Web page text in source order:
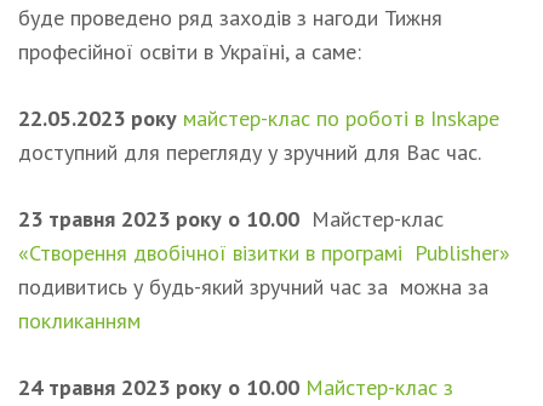
буде проведено ряд заходів з нагоди Тижня
професійної освіти в Україні, а саме:
22.05.2023 року майстер-клас по роботі в Inskape
доступний для перегляду у зручний для Вас час.
23 травня 2023 року о 10.00 Майстер-клас
«Створення двобічної візитки в програмі Publisher»
подивитись у будь-який зручний час за можна за
покликанням
24 травня 2023 року о 10.00 Майстер-клас з